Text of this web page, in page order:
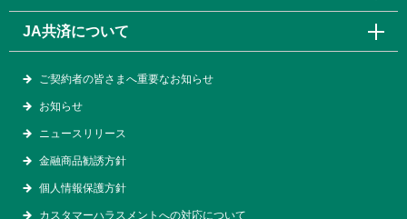
JA共済について
ご契約者の皆さまへ重要なお知らせ
お知らせ
ニュースリリース
金融商品勧誘方針
個人情報保護方針
カスタマーハラスメントへの対応について